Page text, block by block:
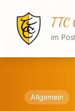
TTC
im
Allgemein